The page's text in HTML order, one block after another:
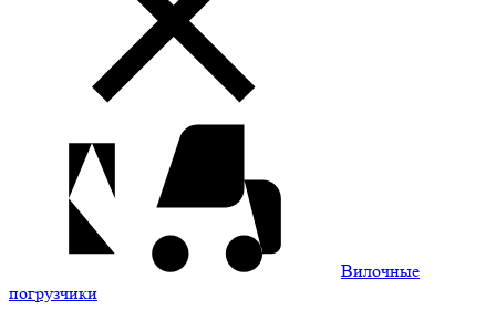
Вилочные
погрузчики